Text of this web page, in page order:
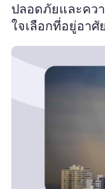
ปลอดภัยและคว
ใจเลือกที่อยู่อา